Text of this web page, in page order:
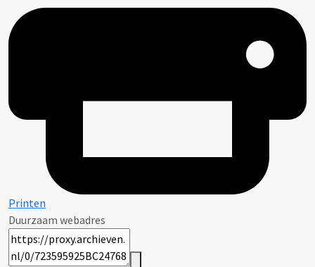
Printen
Duurzaam webadres